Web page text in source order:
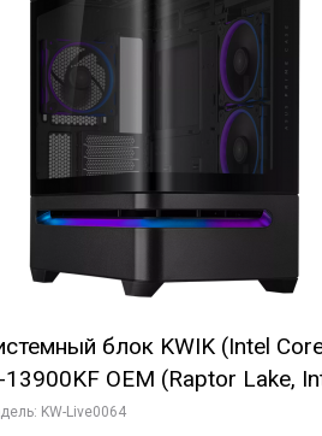
блок KWIK (Intel
13900KF OEM (Raptor Lake,
C24 16EC/8P/ 64 ГБ ОЗУ (2
KW-Live0064